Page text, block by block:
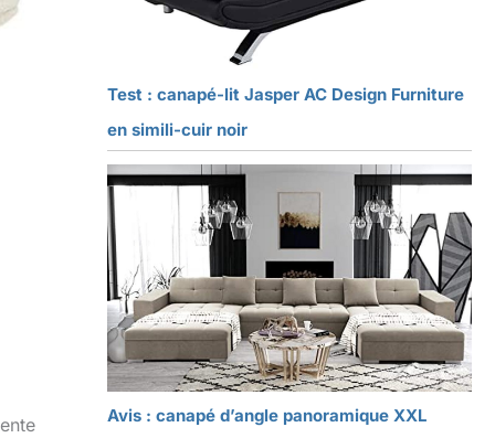
Test : canapé-lit Jasper AC Design Furniture
en simili-cuir noir
Avis : canapé d’angle panoramique XXL